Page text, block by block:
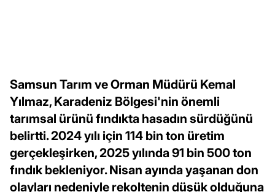
Samsun Tarım ve Orman Müdürü Kemal
Yılmaz, Karadeniz Bölgesi'nin önemli
tarımsal ürünü fındıkta hasadın sürdüğünü
belirtti. 2024 yılı için 114 bin ton üretim
gerçekleşirken, 2025 yılında 91 bin 500 ton
fındık bekleniyor. Nisan ayında yaşanan don
olayları nedeniyle rekoltenin düşük olduğuna